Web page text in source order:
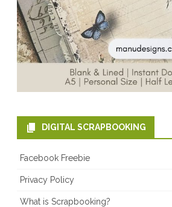
DIGITAL SCRAPBOOKING
Facebook Freebie
Privacy Policy
What is Scrapbooking?